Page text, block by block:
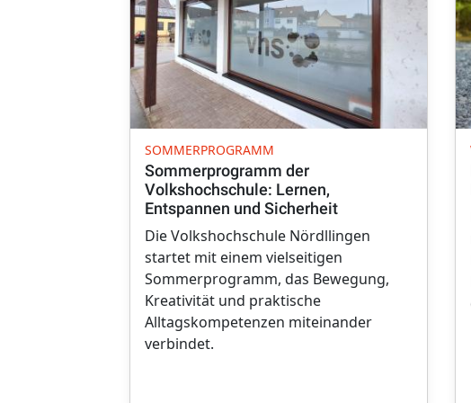
SOMMERPROGRAMM
Sommerprogramm der
Volkshochschule: Lernen,
Entspannen und Sicherheit
Die Volkshochschule Nördllingen
startet mit einem vielseitigen
Sommerprogramm, das Bewegung,
Kreativität und praktische
Alltagskompetenzen miteinander
verbindet.